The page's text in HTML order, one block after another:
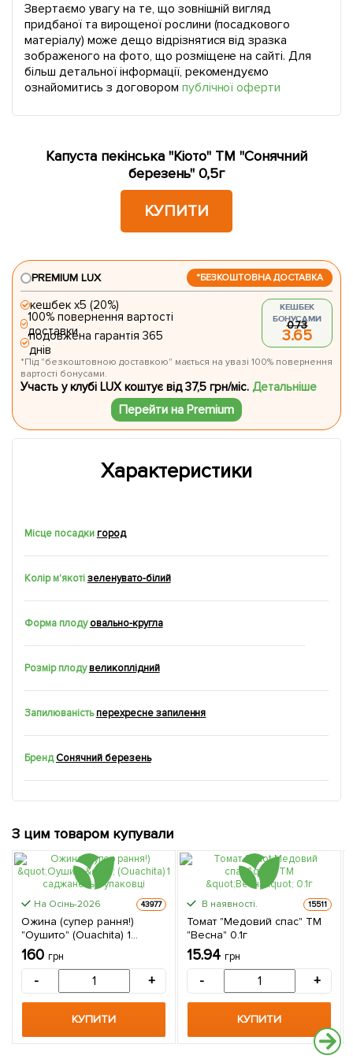
Звертаємо увагу на те, що зовнішній вигляд
придбаної та вирощеної рослини (посадкового
матеріалу) може дещо відрізнятися від зразка
зображеного на фото, що розміщене на сайті. Для
більш детальної інформації, рекомендуємо
ознайомитись з договором публічної оферти
Капуста пекінська "Кіото" ТМ "Сонячний
березень" 0,5г
КУПИТИ
*БЕЗКОШТОВНА ДОСТАВКА
PREMIUM LUX
кешбек х5 (20%)
100% повернення вартості
доставки
подовжена гарантія 365
днів
КЕШБЕК
БОНУСАМИ
0.73
3.65
*Під "безкоштовною доставкою" мається на увазі 100% повернення
вартості бонусами.
Участь у клубі LUX коштує від 37,5 грн/міс.Детальніше
Перейти на Premium
Характеристики
Місце посадки город
Колір м'якоті зеленувато-білий
Форма плоду овально-кругла
Розмір плодувеликоплідний
Запилюваність перехресне запилення
Бренд Сонячний березень
З цим товаром купували
На Осінь-2026 43977
Ожина (супер рання!)
"Оушито" (Ouachita) 1
саджанець в упаковці
160 грн
- +
КУПИТИ
В наявності. 15511
Томат "Медовий спас" ТМ
"Весна" 0.1г
15.94 грн
- +
КУПИТИ